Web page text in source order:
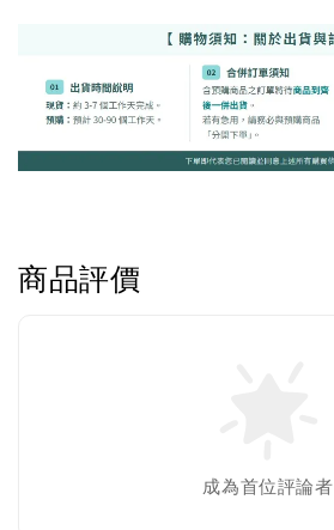
Greenies 健綠｜潔牙餅
NT$ 119 TWD
- +
商品評價
成為首位評論者